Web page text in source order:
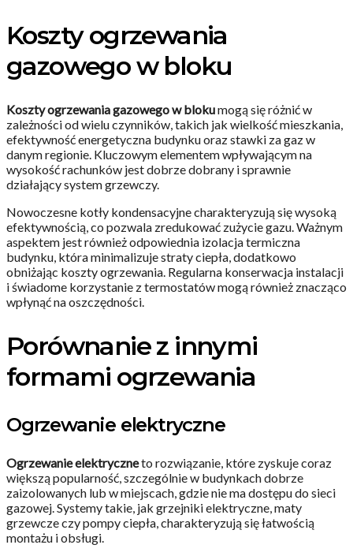
Koszty ogrzewania
gazowego w bloku
Koszty ogrzewania gazowego w blokumogą się różnić w
zależności od wielu czynników, takich jak wielkość mieszkania,
efektywność energetyczna budynku oraz stawki za gaz w
danym regionie. Kluczowym elementem wpływającym na
wysokość rachunków jest dobrze dobrany i sprawnie
działający system grzewczy.
Nowoczesne kotły kondensacyjne charakteryzują się wysoką
efektywnością, co pozwala zredukować zużycie gazu. Ważnym
aspektem jest również odpowiednia izolacja termiczna
budynku, która minimalizuje straty ciepła, dodatkowo
obniżając koszty ogrzewania. Regularna konserwacja instalacji
i świadome korzystanie z termostatów mogą również znacząco
wpłynąć na oszczędności.
Porównanie z innymi
formami ogrzewania
Ogrzewanie elektryczne
Ogrzewanie elektryczneto rozwiązanie, które zyskuje coraz
większą popularność, szczególnie w budynkach dobrze
zaizolowanych lub w miejscach, gdzie nie ma dostępu do sieci
gazowej. Systemy takie, jak grzejniki elektryczne, maty
grzewcze czy pompy ciepła, charakteryzują się łatwością
montażu i obsługi.